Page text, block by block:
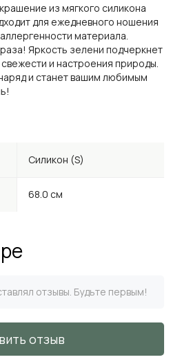
из мягкого силикона
для ежедневного ношения
материала.
Яркость зелени подчеркнет
и настроения природы.
и станет вашим любимым
Силикон (S)
68.0 см
отзывы. Будьте первым!
отзыв